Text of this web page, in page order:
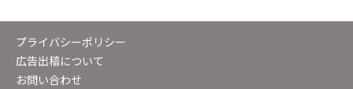
プライバシーポリシー
広告出稿について
お問い合わせ